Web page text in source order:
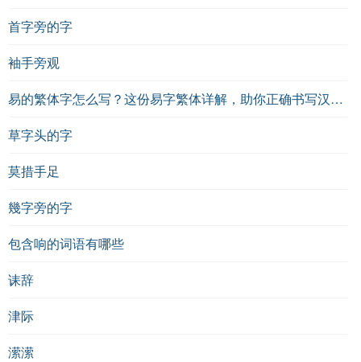
首字旁的字
袖手旁观
易的繁体字怎么写？这份易字繁体详解，助你正确书写汉字_汉字繁体学习
草字头的字
莫措手足
幾字旁的字
包含响的词语有哪些
诔辞
津际
潆潆